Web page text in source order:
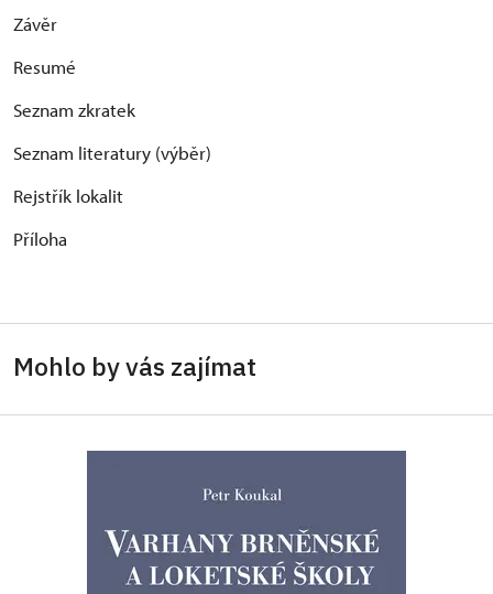
Závěr
Resumé
Seznam zkratek
Seznam literatury (výběr)
Rejstřík lokalit
Příloha
Mohlo by vás zajímat